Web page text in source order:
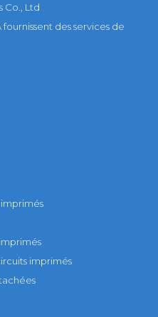
Co., Ltd
des services de
imprimés